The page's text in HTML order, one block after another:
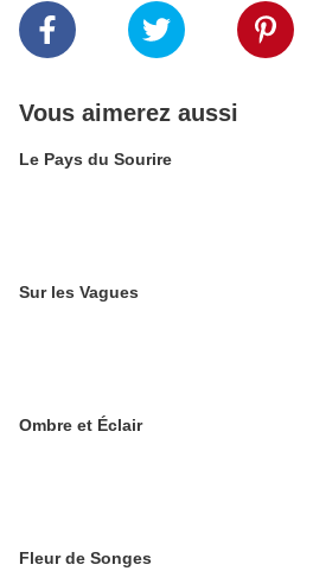
Vous aimerez aussi
Le Pays du Sourire
Sur les Vagues
Ombre et Éclair
Fleur de Songes